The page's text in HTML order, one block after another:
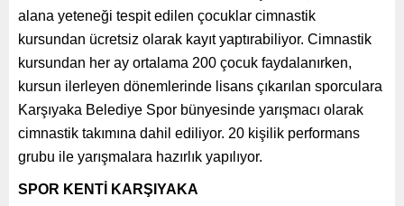
alana yeteneği tespit edilen çocuklar cimnastik
kursundan ücretsiz olarak kayıt yaptırabiliyor. Cimnastik
kursundan her ay ortalama 200 çocuk faydalanırken,
kursun ilerleyen dönemlerinde lisans çıkarılan sporculara
Karşıyaka Belediye Spor bünyesinde yarışmacı olarak
cimnastik takımına dahil ediliyor. 20 kişilik performans
grubu ile yarışmalara hazırlık yapılıyor.
SPOR KENTİ KARŞIYAKA